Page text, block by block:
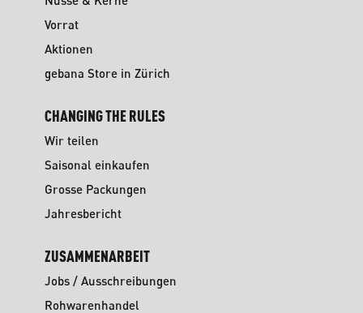
Vorrat
Aktionen
gebana Store in Zürich
CHANGING THE RULES
Wir teilen
Saisonal einkaufen
Grosse Packungen
Jahresbericht
ZUSAMMENARBEIT
Jobs / Ausschreibungen
Rohwarenhandel